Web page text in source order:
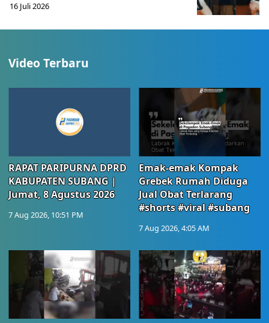
16 Juli 2026
Video Terbaru
RAPAT PARIPURNA DPRD
KABUPATEN SUBANG |
Jumat, 8 Agustus 2026
7 Aug 2026, 10:51 PM
Emak-emak Kompak
Grebek Rumah Diduga
Jual Obat Terlarang
#shorts #viral #subang
7 Aug 2026, 4:05 AM